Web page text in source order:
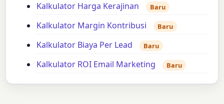
Kalkulator Harga Kerajinan Baru
Kalkulator Margin Kontribusi Baru
Kalkulator Biaya Per Lead Baru
Kalkulator ROI Email Marketing Baru